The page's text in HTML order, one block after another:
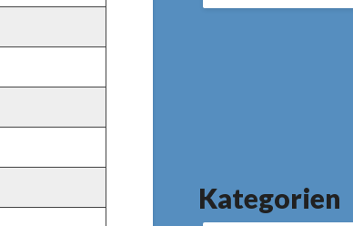
Kategorien